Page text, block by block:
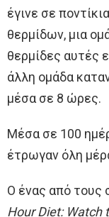
έγινε σε
θερμίδων, μια
θερμίδες αυτές
άλλη ομάδα
μέσα σε 8 ώρες.
Μέσα σε 100
έτρωγαν όλη
Ο ένας από τους
Hour Diet: Watch